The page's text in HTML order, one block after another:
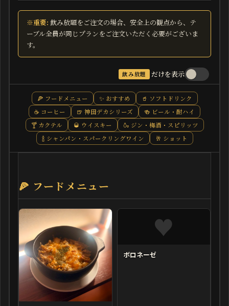
※重要: 飲み放題をご注文の場合、安全上の観点から、テ
ーブル全員が同じプランをご注文いただく必要がございま
す。
飲み放題 だけを表示
🍕 フードメニュー ✨ おすすめ
🥤 ソフトドリンク
☕ コーヒー
🍺 神田デカシリーズ
🍻 ビール・酎ハイ
🍸 カクテル
🥃 ウイスキー
🍶 ジン・梅酒・スピリッツ
🍾 シャンパン・スパークリングワイン
🥂 ショット
🍕 フードメニュー
ボロネーゼ